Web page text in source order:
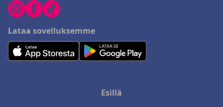
Lataa sovelluksemme
Esillä